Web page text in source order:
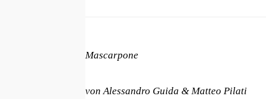
Mascarpone
von Alessandro Guida & Matteo Pilati